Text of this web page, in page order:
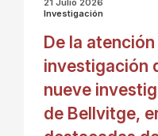
Investigación
De la
investigación
nueve
de Bellvitge,